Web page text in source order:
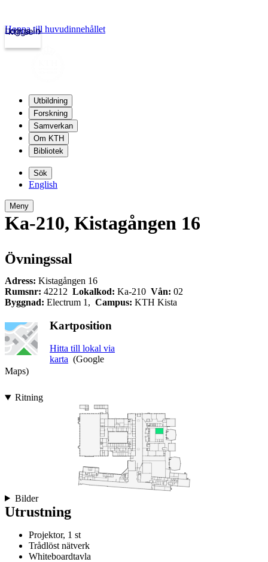
kth.se
Logga in
Hoppa till huvudinnehållet
Utbildning
Forskning
Samverkan
Om KTH
Bibliotek
Sök
English
Meny
Ka-210, Kistagången 16
Övningssal
Adress: Kistagången 16
Rumsnr: 42212 Lokalkod: Ka-210 Vån: 02
Byggnad: Electrum 1, Campus: KTH Kista
Kartposition
Hitta till lokal via
karta (Google
Maps)
Ritning
Bilder
Utrustning
Projektor, 1 st
Trådlöst nätverk
Whiteboardtavla